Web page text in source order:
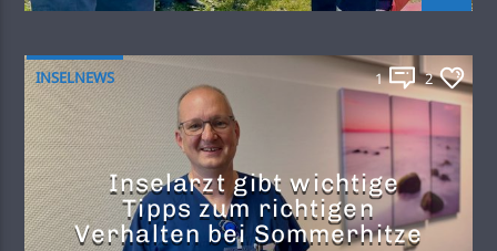
INSELNEWS 1 2
Inselarzt gibt wichtige
Tipps zum richtigen
Verhalten bei Sommerhitze